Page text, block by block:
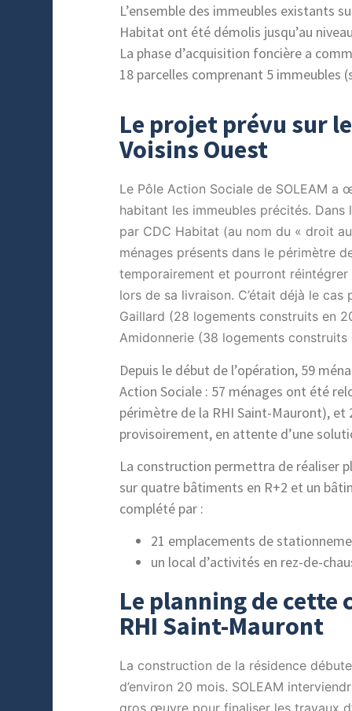
L’ensemble des immeubles existants
Habitat ont été démolis jusqu’au
La phase d’acquisition foncière a
18 parcelles comprenant 5 immeubles
Le projet prévu sur
Voisins Ouest
Le Pôle Action Sociale de SOLEAM a
habitant les immeubles précités.
par CDC Habitat (au nom du « droit
ménages présents dans le périmètre
temporairement et pourront
lors de sa livraison. C’était déjà le
Gaillard (28 logements construits en
Amidonnerie (38 logements construits
Depuis le début de l’opération, 59
Action Sociale : 57 ménages ont été
périmètre de la RHI Saint-Mauront),
provisoirement, en attente d’une
La construction permettra de réaliser
sur quatre bâtiments en R+2 et un
complété par :
21 emplacements de
un local d’activités en rez-de-
Le planning de
RHI Saint-Mauront
La construction de la résidence
d’environ 20 mois. SOLEAM